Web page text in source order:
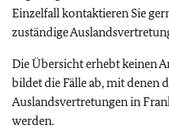
Einzelfall kontaktieren Sie
zuständige
Die Übersicht erhebt keinen
bildet die Fälle ab, mit denen
Auslandsvertretungen in
werden.